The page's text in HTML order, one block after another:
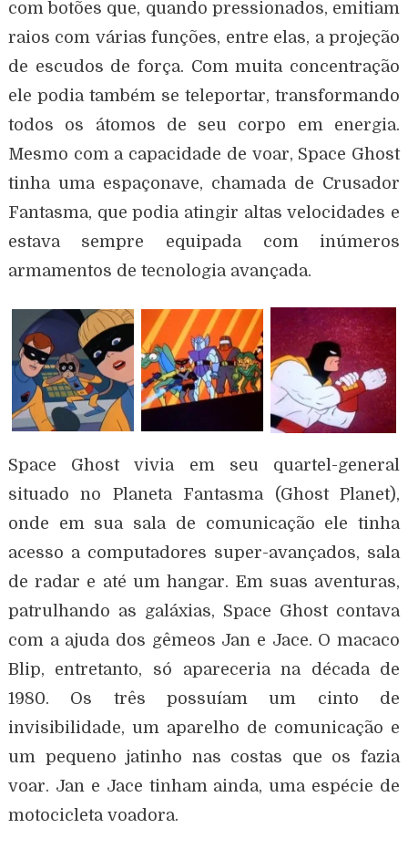
com botões que, quando pressionados, emitiam
raios com várias funções, entre elas, a projeção
de escudos de força. Com muita concentração
ele podia também se teleportar, transformando
todos os átomos de seu corpo em energia.
Mesmo com a capacidade de voar, Space Ghost
tinha uma espaçonave, chamada de Crusador
Fantasma, que podia atingir altas velocidades e
estava sempre equipada com inúmeros
armamentos de tecnologia avançada.
Space Ghost vivia em seu quartel-general
situado no Planeta Fantasma (Ghost Planet),
onde em sua sala de comunicação ele tinha
acesso a computadores super-avançados, sala
de radar e até um hangar. Em suas aventuras,
patrulhando as galáxias, Space Ghost contava
com a ajuda dos gêmeos Jan e Jace. O macaco
Blip, entretanto, só apareceria na década de
1980. Os três possuíam um cinto de
invisibilidade, um aparelho de comunicação e
um pequeno jatinho nas costas que os fazia
voar. Jan e Jace tinham ainda, uma espécie de
motocicleta voadora.